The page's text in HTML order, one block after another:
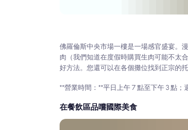
佛羅倫斯中央市場一樓是一場感官盛宴。
肉（我們知道在度假時購買生肉可能不太
好方法。您還可以在各個攤位找到正宗的
**營業時間：**平日上午 7 點至下午 3 點；
在餐飲區品嚐國際美食